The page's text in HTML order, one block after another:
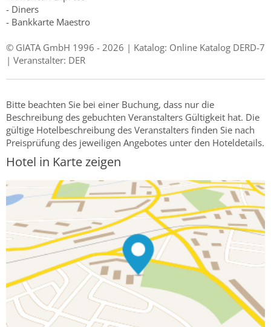
- Diners
- Bankkarte Maestro
© GIATA GmbH 1996 - 2026 | Katalog: Online Katalog DERD-7
| Veranstalter: DER
Bitte beachten Sie bei einer Buchung, dass nur die
Beschreibung des gebuchten Veranstalters Gültigkeit hat. Die
gültige Hotelbeschreibung des Veranstalters finden Sie nach
Preisprüfung des jeweiligen Angebotes unter den Hoteldetails.
Hotel in Karte zeigen